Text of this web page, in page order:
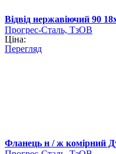
Відвід нержавіючий 90
Прогрес-Сталь, ТзОВ
Ціна:
Перегляд
Фланець н / ж комірний